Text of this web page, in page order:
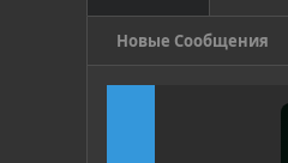
Новые Сообщения